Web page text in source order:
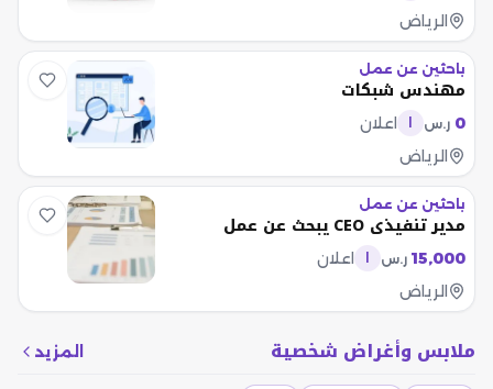
الرياض
باحثين عن عمل
مهندس شبكات
0 ر.س
اعلان
الرياض
باحثين عن عمل
مدير تنفيذي CEO يبحث عن عمل
15,000 ر.س
اعلان
الرياض
ملابس وأغراض شخصية المزيد